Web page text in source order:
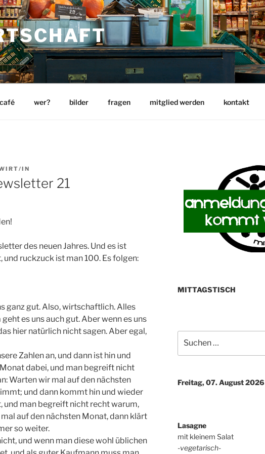
wer? bilder fragen mitglied werden kontakt
IN
21
des neuen Jahres. Und es ist
und ruckzuck ist man 100. Es folgen:
ganz gut. Also, wirtschaftlich. Alles
es uns auch gut. Aber wenn es uns
hier natürlich nicht sagen. Aber egal,
Zahlen an, und dann ist hin und
dabei, und man begreift nicht
Warten wir mal auf den nächsten
und dann kommt hin und wieder
und man begreift nicht recht warum,
auf den nächsten Monat, dann klärt
so weiter.
und wenn man diese wohl üblichen
MITTAGSTISCH
nach:
Freitag, 07. August 2026
Lasagne
mit kleinem Salat
-vegetarisch-